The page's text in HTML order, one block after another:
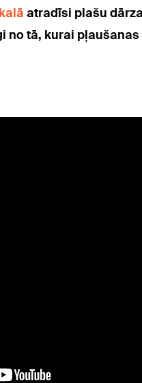
atradīsi plašu
no tā, kurai